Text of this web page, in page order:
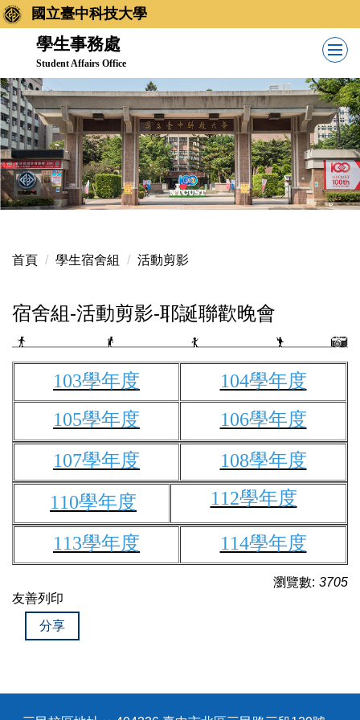
跳
到
內
容
區
國立臺中科技大學
學生事務處
Student Affairs Office
首頁 學生宿舍組 活動剪影
宿舍組-活動剪影-耶誕聯歡晚會
103學年度
104學年度
105學年度
106學年度
107學年度
108學年度
110學年度
112學年度
113學年度 114學年度
瀏覽數: 3705
友善列印
分享